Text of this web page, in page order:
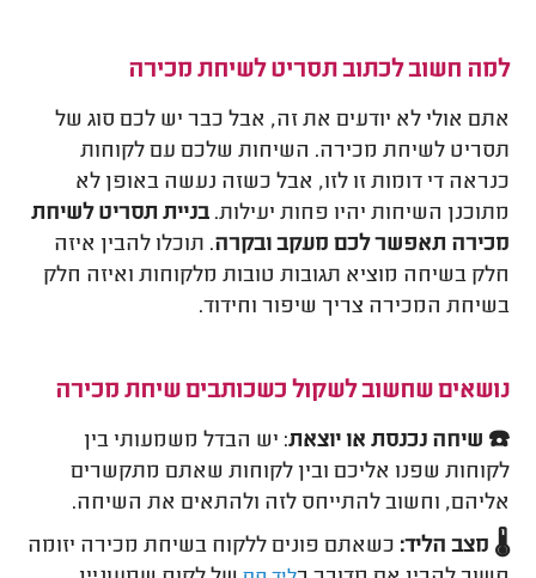
למה חשוב לכתוב תסריט לשיחת מכירה
אתם אולי לא יודעים את זה, אבל כבר יש לכם סוג של
תסריט לשיחת מכירה. השיחות שלכם עם לקוחות
כנראה די דומות זו לזו, אבל כשזה נעשה באופן לא
מתוכנן השיחות יהיו פחות יעילות.בניית תסריט לשיחת
מכירה תאפשר לכם מעקב ובקרה. תוכלו להבין איזה
חלק בשיחה מוציא תגובות טובות מלקוחות ואיזה חלק
בשיחת המכירה צריך שיפור וחידוד.
נושאים שחשוב לשקול כשכותבים שיחת מכירה
☎️ שיחה נכנסת או יוצאת: יש הבדל משמעותי בין
לקוחות שפנו אליכם ובין לקוחות שאתם מתקשרים
אליהם, וחשוב להתייחס לזה ולהתאים את השיחה.
🌡️ מצב הליד: כשאתם פונים ללקוח בשיחת מכירה יזומה